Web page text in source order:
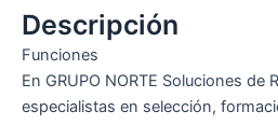
Descripción
Funciones
En GRUPO NORTE Soluciones de
especialistas en selección,